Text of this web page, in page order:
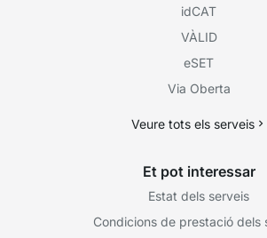
idCAT
VÀLID
eSET
Via Oberta
Veure tots els serveis
Et pot interessar
Estat dels serveis
Condicions de prestació dels